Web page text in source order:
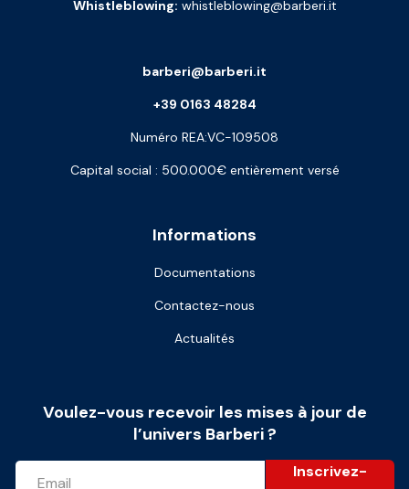
Whistleblowing: whistleblowing@barberi.it
Informations
Documentations
Contactez-nous
Actualités
barberi@barberi.it
+39 0163 48284
Numéro REA:VC-109508
Capital social : 500.000€ entièrement versé
Voulez-vous recevoir les mises à jour de
l’univers Barberi ?
Inscrivez-